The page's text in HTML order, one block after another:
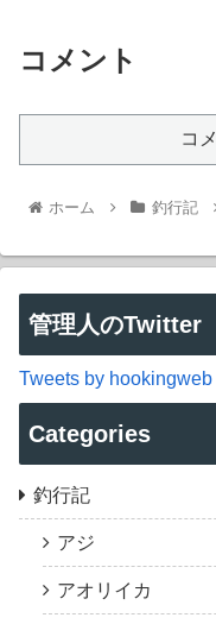
コメント
コ
ホーム 釣行記
管理人のTwitter
Tweets by hookingweb
Categories
釣行記
アジ
アオリイカ